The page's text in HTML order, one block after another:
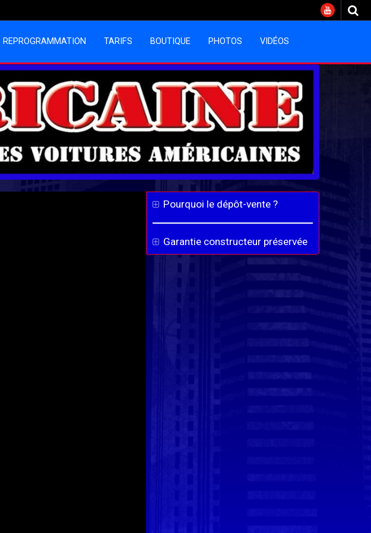
REPROGRAMMATION TARIFS BOUTIQUE PHOTOS VIDÉOS
Pourquoi le dépôt-vente ?
Garantie constructeur préservée